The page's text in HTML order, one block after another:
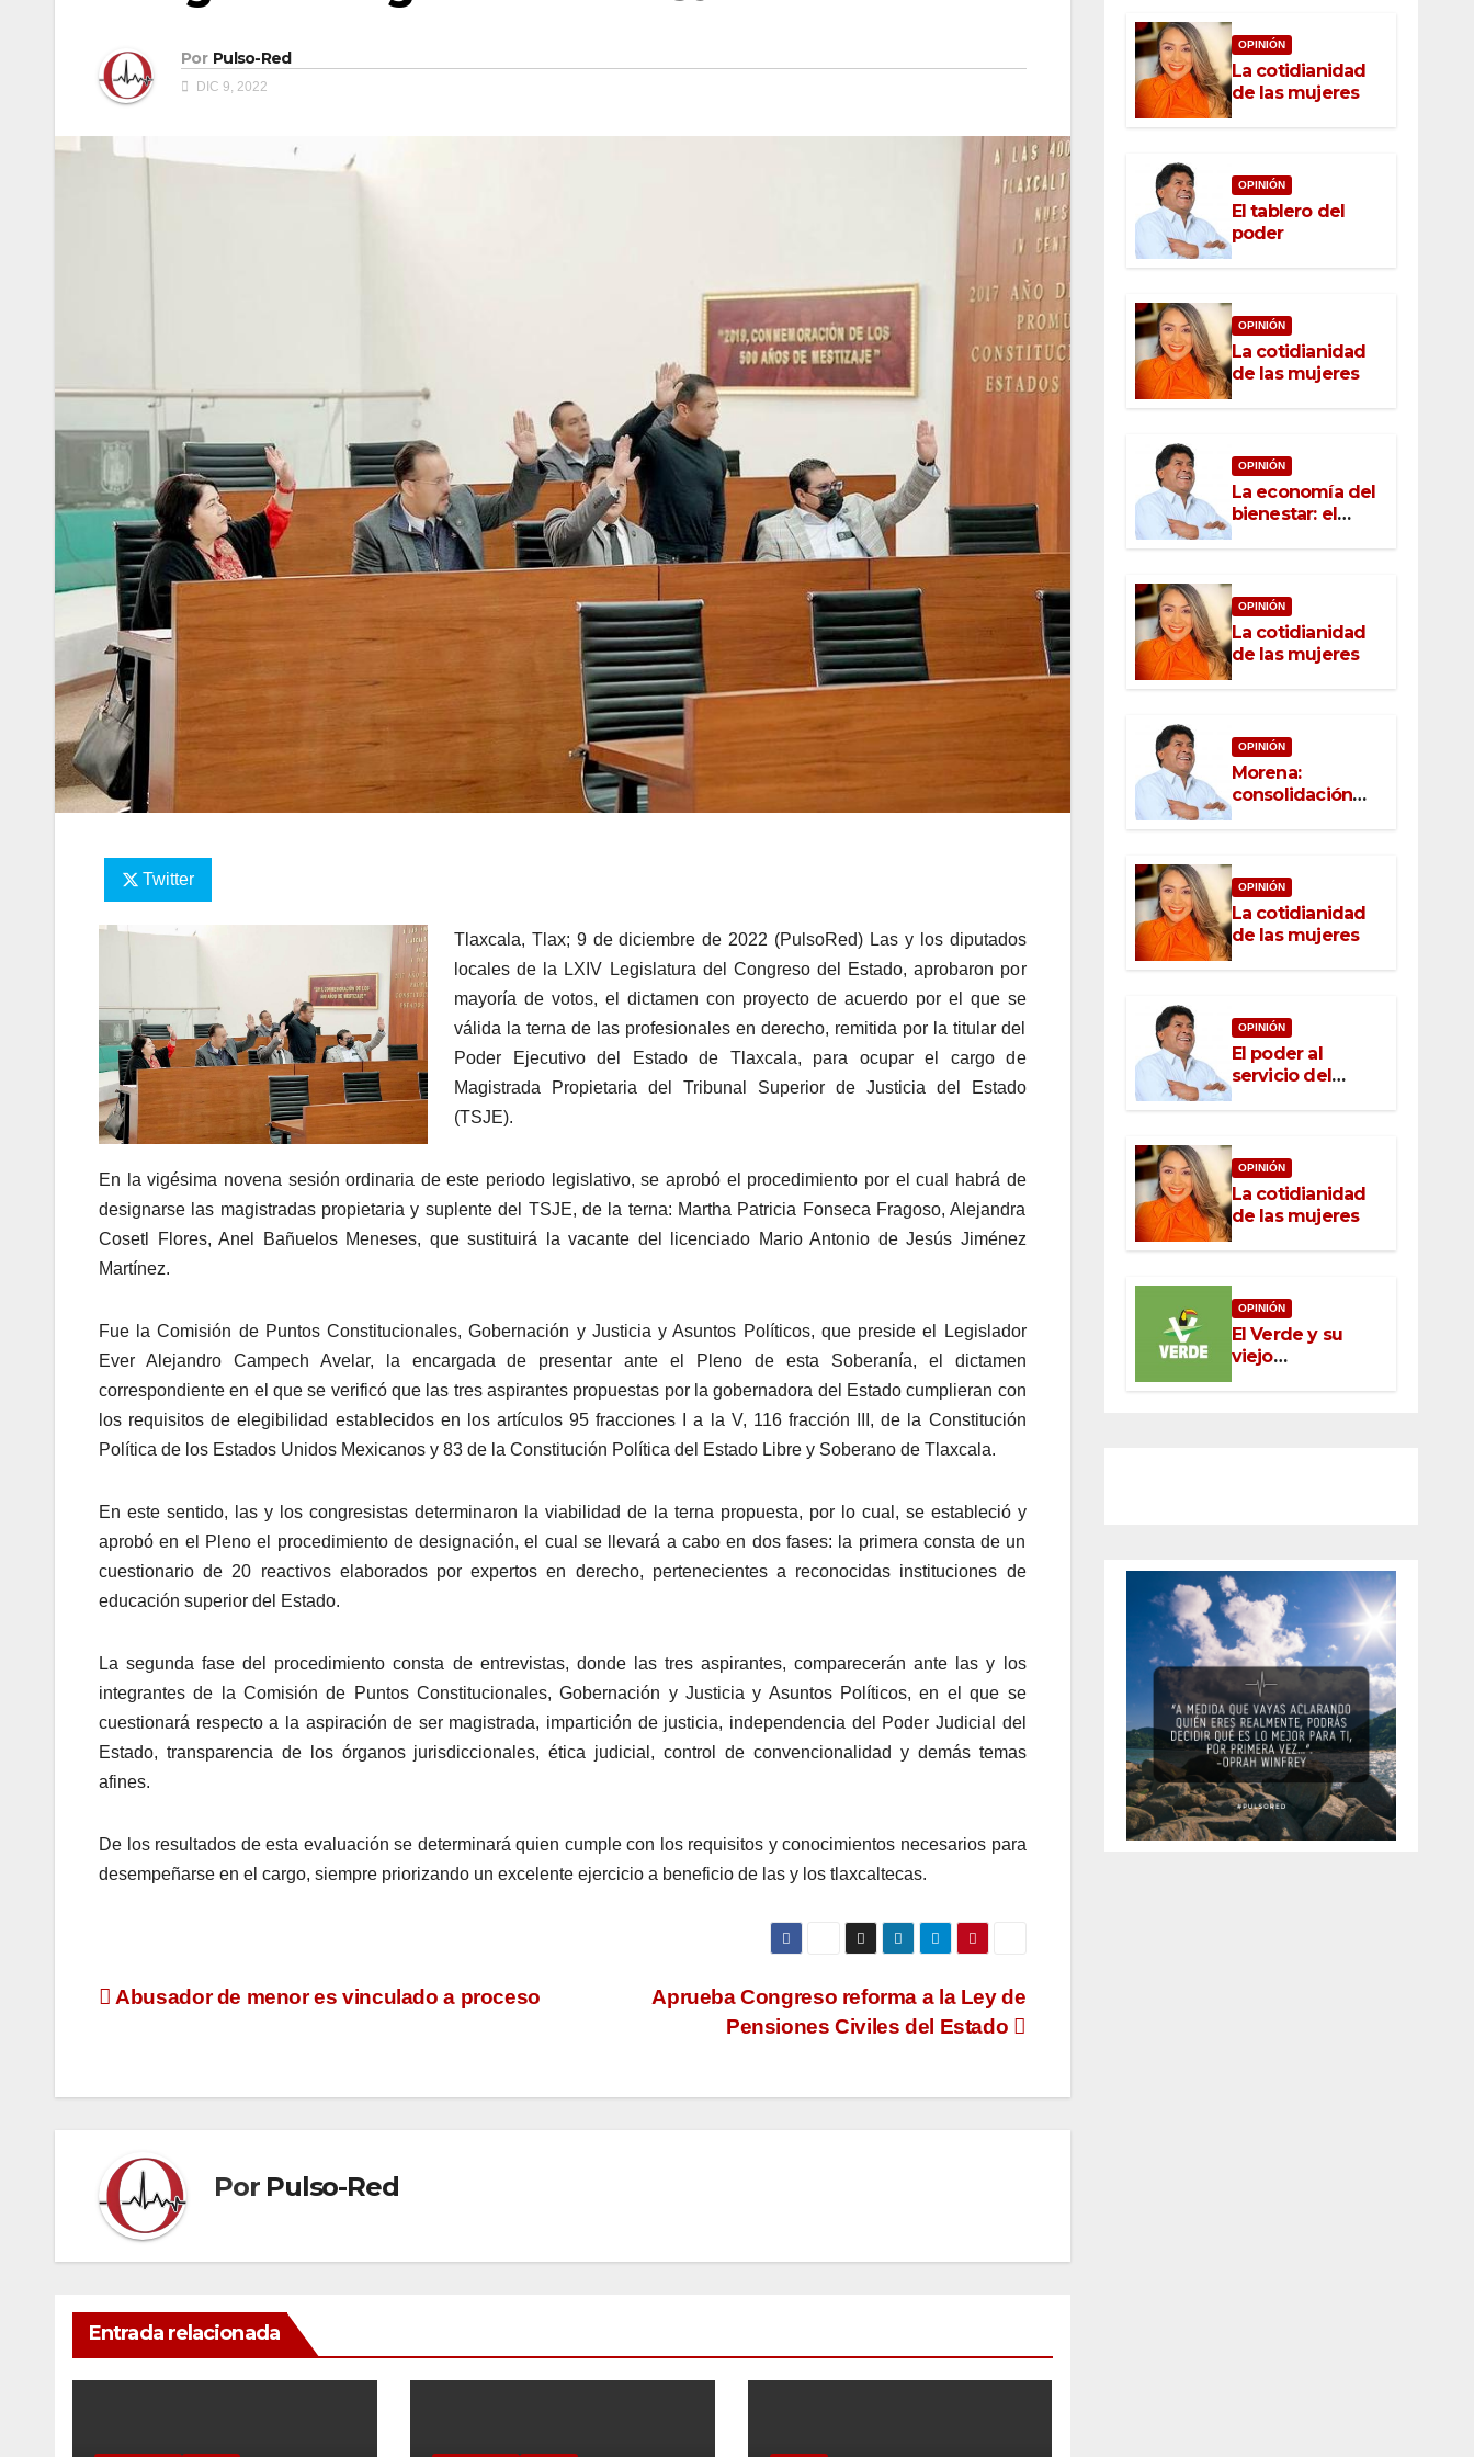
Por Pulso-Red
DIC 9, 2022
Twitter
Tlaxcala, Tlax; 9 de diciembre de 2022 (PulsoRed) Las y los diputados
locales de la LXIV Legislatura del Congreso del Estado, aprobaron por
mayoría de votos, el dictamen con proyecto de acuerdo por el que se
válida la terna de las profesionales en derecho, remitida por la titular del
Poder Ejecutivo del Estado de Tlaxcala, para ocupar el cargo de
Magistrada Propietaria del Tribunal Superior de Justicia del Estado
(TSJE).
En la vigésima novena sesión ordinaria de este periodo legislativo, se aprobó el procedimiento por el cual habrá de
designarse las magistradas propietaria y suplente del TSJE, de la terna: Martha Patricia Fonseca Fragoso, Alejandra
Cosetl Flores, Anel Bañuelos Meneses, que sustituirá la vacante del licenciado Mario Antonio de Jesús Jiménez
Martínez.
Fue la Comisión de Puntos Constitucionales, Gobernación y Justicia y Asuntos Políticos, que preside el Legislador
Ever Alejandro Campech Avelar, la encargada de presentar ante el Pleno de esta Soberanía, el dictamen
correspondiente en el que se verificó que las tres aspirantes propuestas por la gobernadora del Estado cumplieran con
los requisitos de elegibilidad establecidos en los artículos 95 fracciones I a la V, 116 fracción III, de la Constitución
Política de los Estados Unidos Mexicanos y 83 de la Constitución Política del Estado Libre y Soberano de Tlaxcala.
En este sentido, las y los congresistas determinaron la viabilidad de la terna propuesta, por lo cual, se estableció y
aprobó en el Pleno el procedimiento de designación, el cual se llevará a cabo en dos fases: la primera consta de un
cuestionario de 20 reactivos elaborados por expertos en derecho, pertenecientes a reconocidas instituciones de
educación superior del Estado.
La segunda fase del procedimiento consta de entrevistas, donde las tres aspirantes, comparecerán ante las y los
integrantes de la Comisión de Puntos Constitucionales, Gobernación y Justicia y Asuntos Políticos, en el que se
cuestionará respecto a la aspiración de ser magistrada, impartición de justicia, independencia del Poder Judicial del
Estado, transparencia de los órganos jurisdiccionales, ética judicial, control de convencionalidad y demás temas
afines.
De los resultados de esta evaluación se determinará quien cumple con los requisitos y conocimientos necesarios para
desempeñarse en el cargo, siempre priorizando un excelente ejercicio a beneficio de las y los tlaxcaltecas.
Navegación
entradas
Aprueba Congreso reforma a la Ley de
Pensiones Civiles del Estado
Abusador de menor es vinculado a proceso
Por Pulso-Red
Entrada relacionada
OPINIÓN
La cotidianidad
de las mujeres
OPINIÓN
El tablero del
poder
OPINIÓN
La cotidianidad
de las mujeres
OPINIÓN
La economía del
bienestar: el
nuevo rostro del
OPINIÓN
La cotidianidad
de las mujeres
OPINIÓN
Morena:
consolidación
con raíz, rumbo
OPINIÓN
La cotidianidad
de las mujeres
OPINIÓN
El poder al
servicio del
pueblo: la nueva
México
OPINIÓN
La cotidianidad
de las mujeres
OPINIÓN
El Verde y su
viejo
oportunismo